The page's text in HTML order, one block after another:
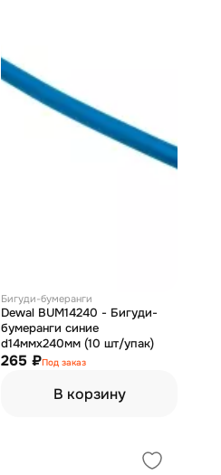
Бигуди-бумеранги
Dewal BUM14240 - Бигуди-
бумеранги синие
d14ммх240мм (10 шт/упак)
265 ₽Под заказ
В корзину